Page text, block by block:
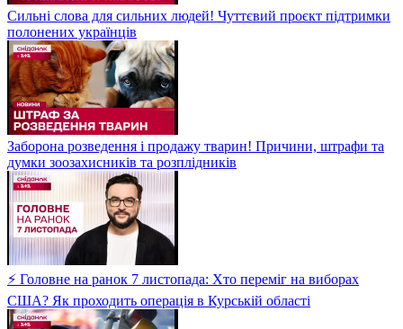
Сильні слова для сильних людей! Чуттєвий проєкт підтримки
полонених українців
Заборона розведення і продажу тварин! Причини, штрафи та
думки зоозахисників та розплідників
⚡ Головне на ранок 7 листопада: Хто переміг на виборах
США? Як проходить операція в Курській області